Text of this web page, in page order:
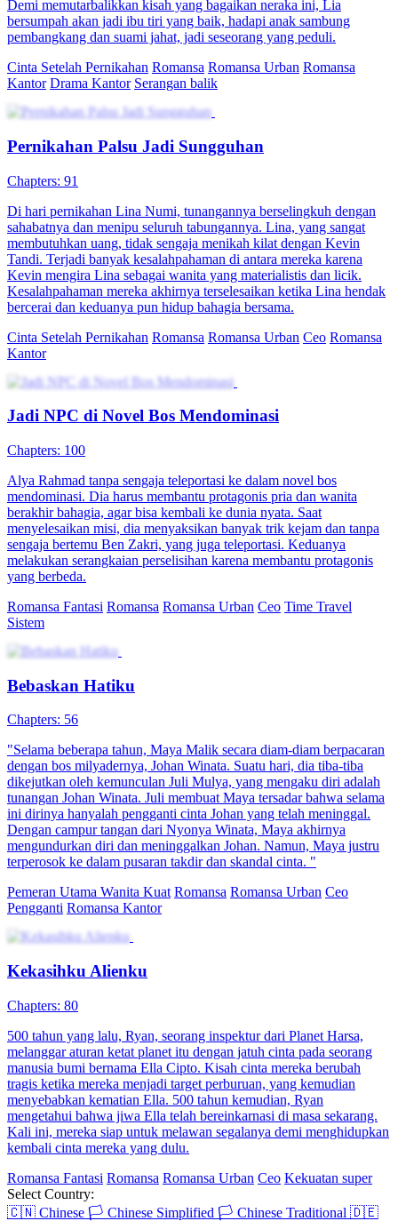
Demi memutarbalikkan kisah yang bagaikan neraka ini, Lia
bersumpah akan jadi ibu tiri yang baik, hadapi anak sambung
pembangkang dan suami jahat, jadi seseorang yang peduli.
Cinta Setelah Pernikahan Romansa Romansa Urban Romansa
Kantor Drama Kantor Serangan balik
Pernikahan Palsu Jadi Sungguhan
Chapters: 91
Di hari pernikahan Lina Numi, tunangannya berselingkuh dengan
sahabatnya dan menipu seluruh tabungannya. Lina, yang sangat
membutuhkan uang, tidak sengaja menikah kilat dengan Kevin
Tandi. Terjadi banyak kesalahpahaman di antara mereka karena
Kevin mengira Lina sebagai wanita yang materialistis dan licik.
Kesalahpahaman mereka akhirnya terselesaikan ketika Lina hendak
bercerai dan keduanya pun hidup bahagia bersama.
Cinta Setelah Pernikahan Romansa Romansa Urban Ceo Romansa
Kantor
Jadi NPC di Novel Bos Mendominasi
Chapters: 100
Alya Rahmad tanpa sengaja teleportasi ke dalam novel bos
mendominasi. Dia harus membantu protagonis pria dan wanita
berakhir bahagia, agar bisa kembali ke dunia nyata. Saat
menyelesaikan misi, dia menyaksikan banyak trik kejam dan tanpa
sengaja bertemu Ben Zakri, yang juga teleportasi. Keduanya
melakukan serangkaian perselisihan karena membantu protagonis
yang berbeda.
Romansa Fantasi Romansa Romansa Urban Ceo Time Travel
Sistem
Bebaskan Hatiku
Chapters: 56
"Selama beberapa tahun, Maya Malik secara diam-diam berpacaran
dengan bos milyadernya, Johan Winata. Suatu hari, dia tiba-tiba
dikejutkan oleh kemunculan Juli Mulya, yang mengaku diri adalah
tunangan Johan Winata. Juli membuat Maya tersadar bahwa selama
ini dirinya hanyalah pengganti cinta Johan yang telah meninggal.
Dengan campur tangan dari Nyonya Winata, Maya akhirnya
mengundurkan diri dan meninggalkan Johan. Namun, Maya justru
terperosok ke dalam pusaran takdir dan skandal cinta. "
Pemeran Utama Wanita Kuat Romansa Romansa Urban Ceo
Pengganti Romansa Kantor
Kekasihku Alienku
Chapters: 80
500 tahun yang lalu, Ryan, seorang inspektur dari Planet Harsa,
melanggar aturan ketat planet itu dengan jatuh cinta pada seorang
manusia bumi bernama Ella Cipto. Kisah cinta mereka berubah
tragis ketika mereka menjadi target perburuan, yang kemudian
menyebabkan kematian Ella. 500 tahun kemudian, Ryan
mengetahui bahwa jiwa Ella telah bereinkarnasi di masa sekarang.
Kali ini, mereka siap untuk melawan segalanya demi menghidupkan
kembali cinta mereka yang dulu.
Romansa Fantasi Romansa Romansa Urban Ceo Kekuatan super
Select Country:
🇨🇳 Chinese 🏳️ Chinese Simplified 🏳️ Chinese Traditional 🇩🇪